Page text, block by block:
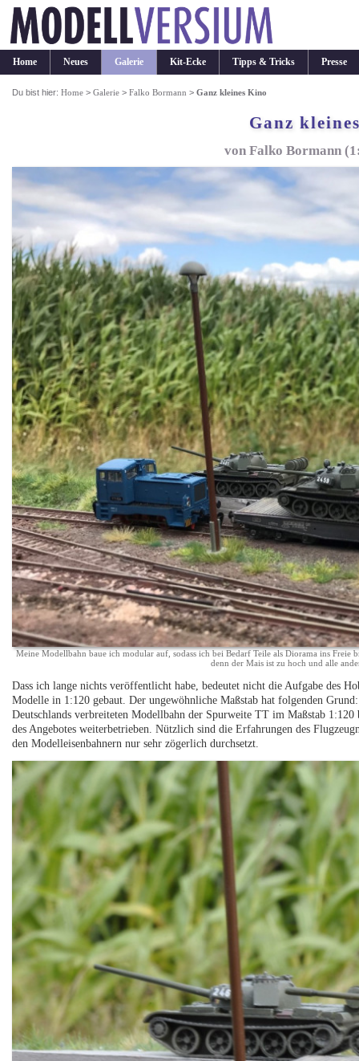
Home Neues Galerie Kit-Ecke Tipps & Tricks Presse
Du bist hier:Home >Galerie >Falko Bormann >Ganz kleines Kino
Ganz
von Falko Bormann
Meine Modellbahn baue ich modular auf, sodass ich bei Bedarf Teile als Diorama ins
denn der Mais ist zu hoch und alle
Dass ich lange nichts veröffentlicht habe, bedeutet nicht die Aufgabe des
Modelle in 1:120 gebaut. Der ungewöhnliche Maßstab hat folgenden
Deutschlands verbreiteten Modellbahn der Spurweite TT im Maßstab
des Angebotes weiterbetrieben. Nützlich sind die Erfahrungen des
den Modelleisenbahnern nur sehr zögerlich durchsetzt.